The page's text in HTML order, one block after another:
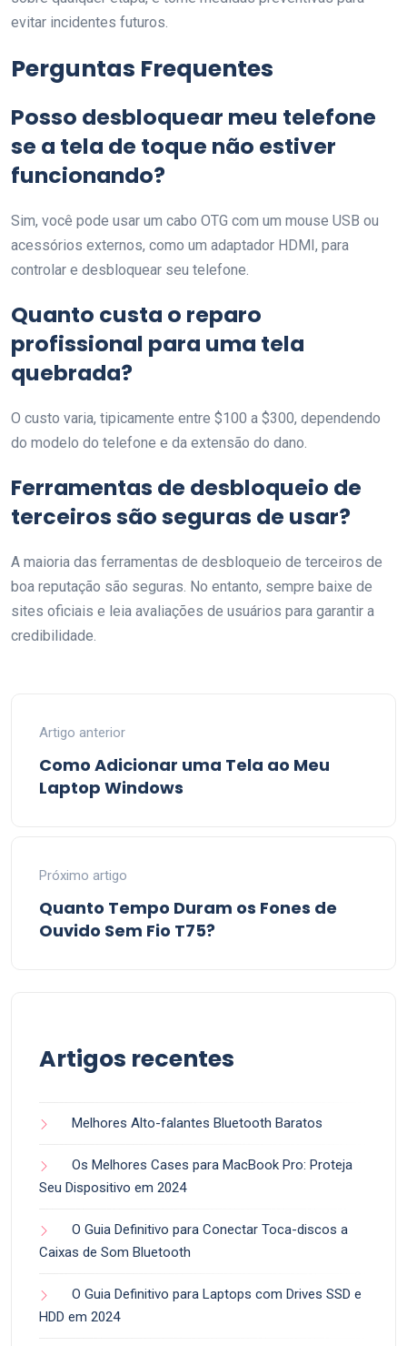
evitar incidentes futuros.
Perguntas Frequentes
Posso desbloquear meu telefone
se a tela de toque não estiver
funcionando?
Sim, você pode usar um cabo OTG com um mouse USB ou
acessórios externos, como um adaptador HDMI, para
controlar e desbloquear seu telefone.
Quanto custa o reparo
profissional para uma tela
quebrada?
O custo varia, tipicamente entre $100 a $300, dependendo
do modelo do telefone e da extensão do dano.
Ferramentas de desbloqueio de
terceiros são seguras de usar?
A maioria das ferramentas de desbloqueio de terceiros de
boa reputação são seguras. No entanto, sempre baixe de
sites oficiais e leia avaliações de usuários para garantir a
credibilidade.
Artigo anterior
Como Adicionar uma Tela ao Meu
Laptop Windows
Próximo artigo
Quanto Tempo Duram os Fones de
Ouvido Sem Fio T75?
Artigos recentes
Melhores Alto-falantes Bluetooth Baratos
Os Melhores Cases para MacBook Pro: Proteja
Seu Dispositivo em 2024
O Guia Definitivo para Conectar Toca-discos a
Caixas de Som Bluetooth
O Guia Definitivo para Laptops com Drives SSD e
HDD em 2024